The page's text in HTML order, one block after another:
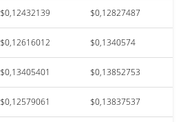
$0,12432139 $0,12827487
$0,12616012 $0,1340574
$0,13405401 $0,13852753
$0,12579061 $0,13837537